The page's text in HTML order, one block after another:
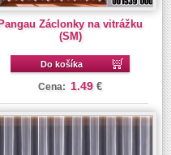
Pangau Záclonky na vitrážku
(SM)
Do košíka
Cena: 1.49 €